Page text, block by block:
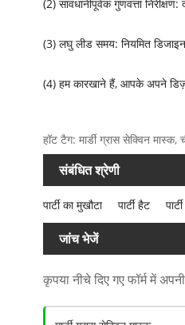
(2) सावधानीपूर्वक गुणवत्ता
(3) लघु लीड समय: नियमित
(4) हम कारखाने हैं, आपके अपने
हॉट टैग: मार्डी ग्रास सेक्विन मास्क,
संबंधित श्रेणी
पार्टी का मुखौटा पार्टी हैट
जांच भेजें
कृपया नीचे दिए गए फॉर्म में